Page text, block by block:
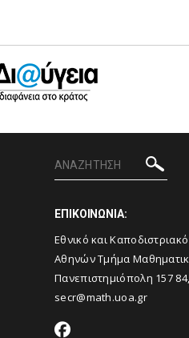
ΕΠΙΚΟΙΝΩΝΙΑ:
Εθνικό και
Αθηνών Τμήμα
Πανεπιστημιόπολη 157
secr@math.uoa.gr